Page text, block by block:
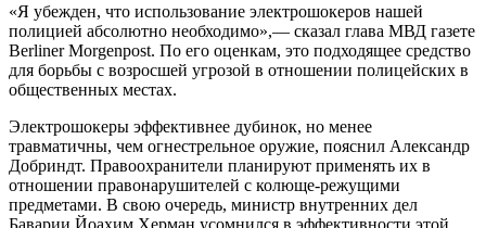
«Я убежден, что использование электрошокеров нашей
полицией абсолютно необходимо»,— сказал глава МВД газете
Berliner Morgenpost. По его оценкам, это подходящее средство
для борьбы с возросшей угрозой в отношении полицейских в
общественных местах.
Электрошокеры эффективнее дубинок, но менее
травматичны, чем огнестрельное оружие, пояснил Александр
Добриндт. Правоохранители планируют применять их в
отношении правонарушителей с колюще-режущими
предметами. В свою очередь, министр внутренних дел